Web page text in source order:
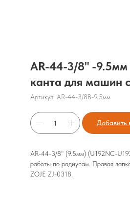
AR-44-3/8" -9.5мм
канта для машин
Артикул: AR-44-3/8B-9.5мм
Добавить
AR-44-3/8" (9.5мм) (U192NC-
работы по радиусам. Правая
ZOJE ZJ-0318.